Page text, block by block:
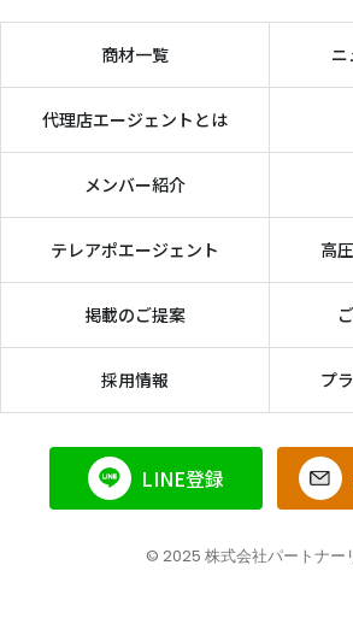
商材一覧 ニ
代理店エージェントとは
メンバー紹介
テレアポエージェント 高
掲載のご提案
採用情報 プ
LINE登録
© 2025 株式会社パートナー